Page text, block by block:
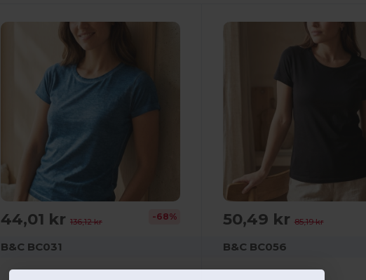
44,01 kr 136,12 kr -68%
B&C BC031
50,49 kr85,19 kr
B&C BC056